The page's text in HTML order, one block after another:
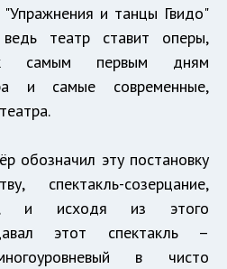
и танцы Гвидо"
театр ставит оперы,
самым первым дням
и самые современные,
обозначил эту постановку
спектакль-созерцание,
и исходя из этого
этот спектакль –
в чисто